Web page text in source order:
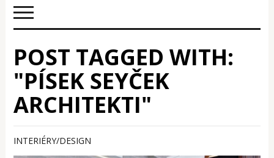
POST TAGGED WITH:
"PÍSEK SEYČEK
ARCHITEKTI"
INTERIÉRY/DESIGN